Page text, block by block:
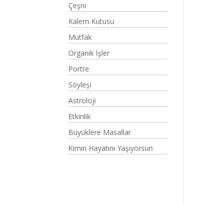
Çeşni
Kalem Kutusu
Mutfak
Organik İşler
Portre
Söyleşi
Astroloji
Etkinlik
Büyüklere Masallar
Kimin Hayatını Yaşıyorsun